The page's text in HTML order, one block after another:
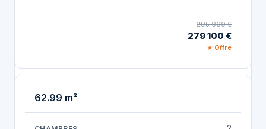
295 000 €
279 100 €
★ Offre
62.99 m²